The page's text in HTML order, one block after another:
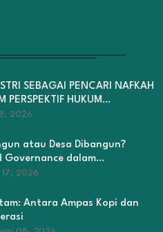
SEBAGAI PENCARI NAFKAH
PERSPEKTIF HUKUM
2026
atau Desa Dibangun?
Governance dalam
Desa di Kabupaten Kerinci
17, 2026
Antara Ampas Kopi dan